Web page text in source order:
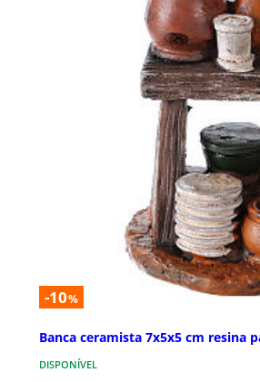
-10%
Banca ceramista 7x5x5 cm resina
DISPONÍVEL